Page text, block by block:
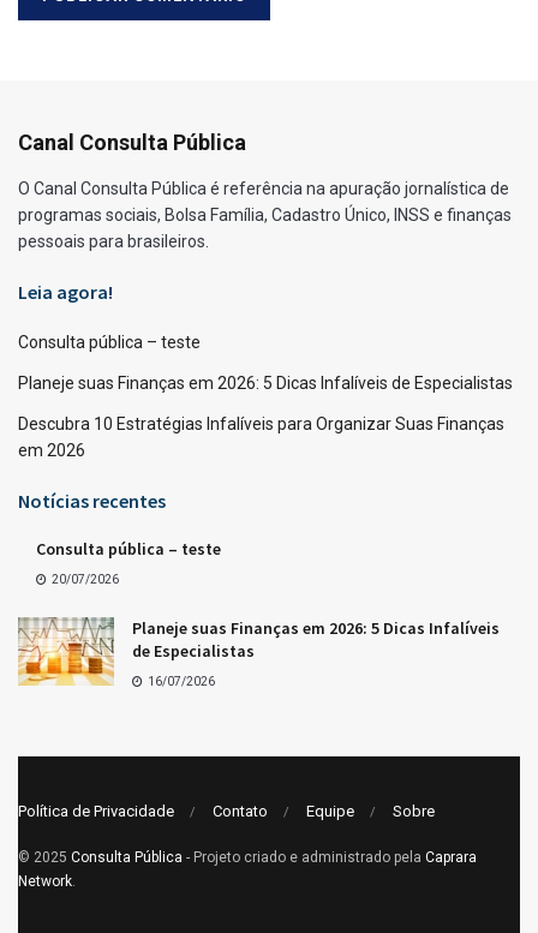
Canal Consulta Pública
O Canal Consulta Pública é referência na apuração jornalística de
programas sociais, Bolsa Família, Cadastro Único, INSS e finanças
pessoais para brasileiros.
Leia agora!
Consulta pública – teste
Planeje suas Finanças em 2026: 5 Dicas Infalíveis de Especialistas
Descubra 10 Estratégias Infalíveis para Organizar Suas Finanças
em 2026
Notícias recentes
Consulta pública – teste
20/07/2026
Planeje suas Finanças em 2026: 5 Dicas Infalíveis
de Especialistas
16/07/2026
Política de Privacidade Contato Equipe Sobre
© 2025 Consulta Pública - Projeto criado e administrado pela Caprara
Network